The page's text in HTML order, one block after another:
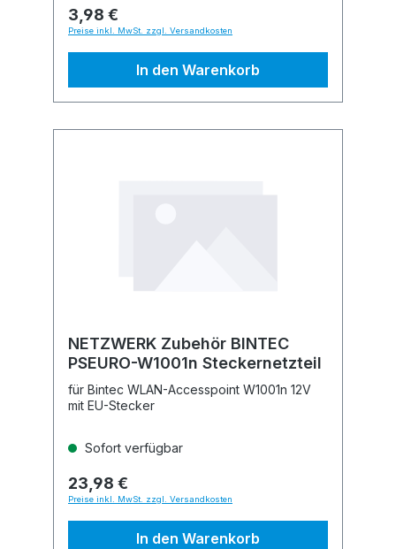
3,98 €
Preise inkl. MwSt. zzgl. Versandkosten
In den Warenkorb
NETZWERK Zubehör BINTEC
PSEURO-W1001n Steckernetzteil
für Bintec WLAN-Accesspoint W1001n 12V
mit EU-Stecker
Sofort verfügbar
23,98 €
Preise inkl. MwSt. zzgl. Versandkosten
In den Warenkorb